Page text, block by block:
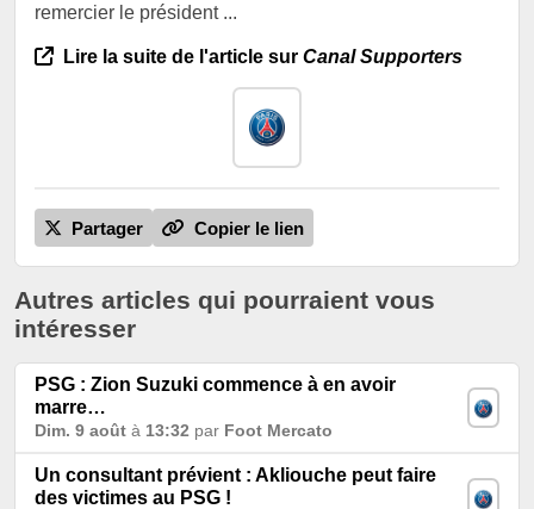
remercier le président ...
Lire la suite de l'article sur Canal Supporters
Partager Copier le lien
Autres articles qui pourraient vous
intéresser
PSG : Zion Suzuki commence à en avoir
marre…
Dim. 9 août à 13:32 par Foot Mercato
Un consultant prévient : Akliouche peut faire
des victimes au PSG !